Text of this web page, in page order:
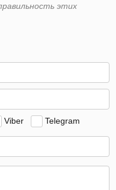
этих
Viber Telegram